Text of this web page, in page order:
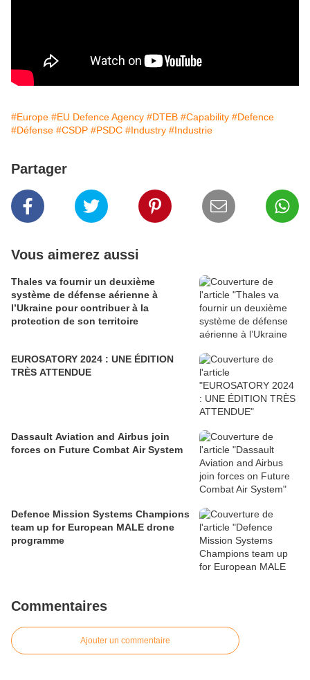
#Europe #EU Defence Agency #DTEB #Capability #Defence
#Défense #CSDP #PSDC #Industry #Industrie
Partager
Vous aimerez aussi
Thales va fournir un deuxième
système de défense aérienne à
l’Ukraine pour contribuer à la
protection de son territoire
EUROSATORY 2024 : UNE ÉDITION
TRÈS ATTENDUE
Dassault Aviation and Airbus join
forces on Future Combat Air System
Defence Mission Systems Champions
team up for European MALE drone
programme
Commentaires
Ajouter un commentaire